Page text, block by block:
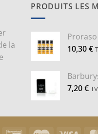
la
PRODUITS LES
10,30€
7,20€